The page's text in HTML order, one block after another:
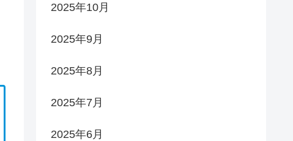
2025年10月
2025年9月
2025年8月
2025年7月
2025年6月